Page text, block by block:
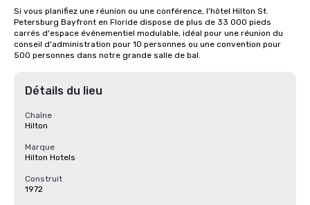
Si vous planifiez une réunion ou une conférence, l'hôtel Hilton St.
Petersburg Bayfront en Floride dispose de plus de 33 000 pieds
carrés d'espace événementiel modulable, idéal pour une réunion du
conseil d'administration pour 10 personnes ou une convention pour
500 personnes dans notre grande salle de bal.
Détails du lieu
Chaîne
Hilton
Marque
Hilton Hotels
Construit
1972